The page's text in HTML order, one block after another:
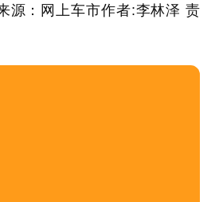
源：网上车市作者:李林泽 责